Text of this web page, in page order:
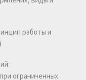
работы и
ограниченных